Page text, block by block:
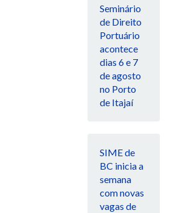
Seminário
de Direito
Portuário
acontece
dias 6 e 7
de agosto
no Porto
de Itajaí
SIME de
BC inicia a
semana
com novas
vagas de